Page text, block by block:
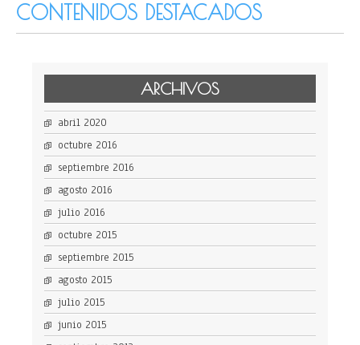
CONTENIDOS DESTACADOS
ARCHIVOS
abril 2020
octubre 2016
septiembre 2016
agosto 2016
julio 2016
octubre 2015
septiembre 2015
agosto 2015
julio 2015
junio 2015